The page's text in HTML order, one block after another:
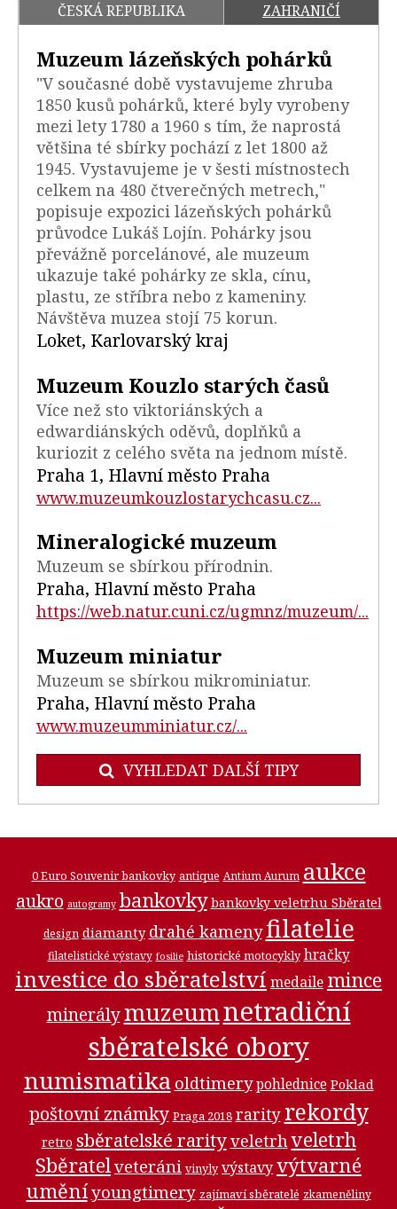
ČESKÁ REPUBLIKA ZAHRANIČÍ
Muzeum lázeňských pohárků
"V současné době vystavujeme zhruba
1850 kusů pohárků, které byly vyrobeny
mezi lety 1780 a 1960 s tím, že naprostá
většina té sbírky pochází z let 1800 až
1945. Vystavujeme je v šesti místnostech
celkem na 480 čtverečných metrech,"
popisuje expozici lázeňských pohárků
průvodce Lukáš Lojín. Pohárky jsou
převážně porcelánové, ale muzeum
ukazuje také pohárky ze skla, cínu,
plastu, ze stříbra nebo z kameniny.
Návštěva muzea stojí 75 korun.
Loket, Karlovarský kraj
Muzeum Kouzlo starých časů
Více než sto viktoriánských a
edwardiánských oděvů, doplňků a
kuriozit z celého světa na jednom místě.
Praha 1, Hlavní město Praha
www.muzeumkouzlostarychcasu.cz...
Mineralogické muzeum
Muzeum se sbírkou přírodnin.
Praha, Hlavní město Praha
https://web.natur.cuni.cz/ugmnz/muzeum/...
Muzeum miniatur
Muzeum se sbírkou mikrominiatur.
Praha, Hlavní město Praha
www.muzeumminiatur.cz/...
VYHLEDAT DALŠÍ TIPY
0 Euro Souvenir bankovky antique Antium Aurum aukce
aukro autogramy bankovky bankovky veletrhu Sběratel
design diamanty drahé kamenyfilatelie
filatelistické výstavy fosilie historické motocykly hračky
investice do sběratelství medaile mince
minerálymuzeumnetradiční
sběratelské obory
numismatika oldtimery pohlednice Poklad
poštovní známky Praga 2018 rarity rekordy
retro sběratelské rarityveletrhveletrh
Sběratelveteráni vinyly výstavyvýtvarné
uměníyoungtimery zajímaví sběratelé zkameněliny